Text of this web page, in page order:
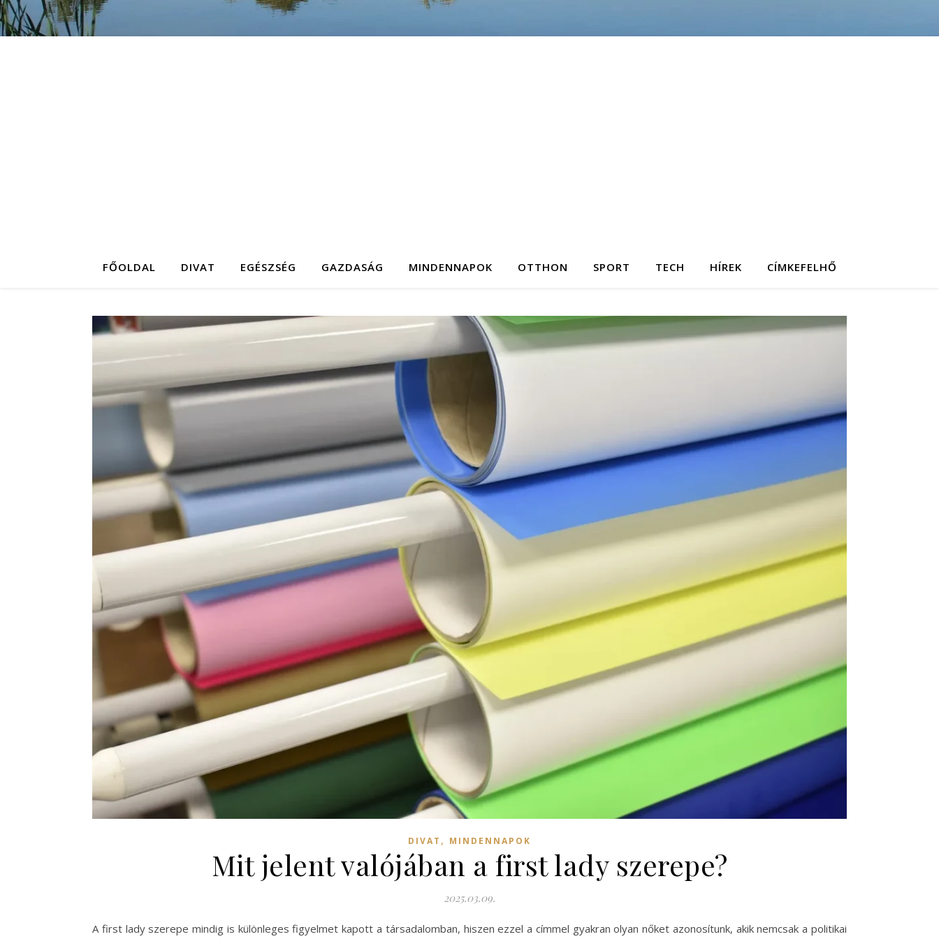
FŐOLDAL DIVAT EGÉSZSÉG GAZDASÁG MINDENNAPOK OTTHON SPORT TECH HÍREK CÍMKEFELHŐ
DIVAT , MINDENNAPOK
Mit jelent valójában a first lady szerepe?
2025.03.09.
A first lady szerepe mindig is különleges figyelmet kapott a társadalomban, hiszen ezzel a címmel gyakran olyan nőket azonosítunk, akik nemcsak a politikai